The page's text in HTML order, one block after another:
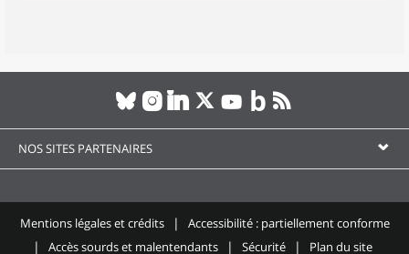
NOS SITES PARTENAIRES
Mentions légales et crédits
Accessibilité : partiellement conforme
Accès sourds et malentendants
Sécurité Plan du site